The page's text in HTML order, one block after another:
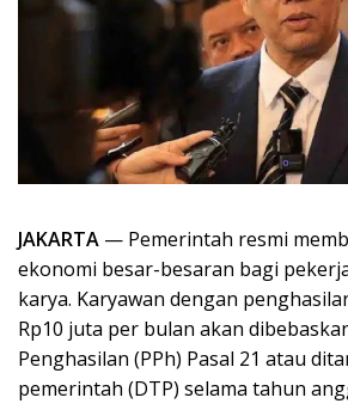
JAKARTA — Pemerintah resmi
ekonomi besar-besaran bagi
karya. Karyawan dengan
Rp10 juta per bulan akan
Penghasilan (PPh) Pasal 21 atau
pemerintah (DTP) selama tahun